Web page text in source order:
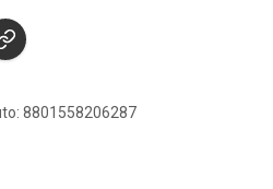
8801558206287